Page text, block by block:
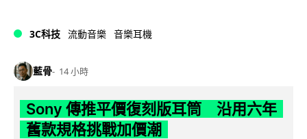
3C科技 流動音樂 音樂耳機
藍骨 14 小時
Sony 傳推平價復刻版耳筒 沿用六年
舊款規格挑戰加價潮